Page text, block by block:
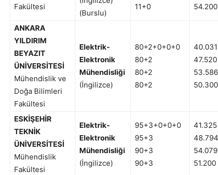
Fakültesi
(Burslu)
11+0
54.200
ANKARA
YILDIRIM
BEYAZIT
ÜNİVERSİTESİ
Mühendislik ve
Doğa Bilimleri
Fakültesi
Elektrik-
Elektronik
Mühendisliği
(İngilizce)
80+2+0+0+0
80+2
80+2
80+2
40.031
47.520
53.586
50.300
ESKİŞEHİR
TEKNİK
ÜNİVERSİTESİ
Mühendislik
Fakültesi
Elektrik-
Elektronik
Mühendisliği
(İngilizce)
95+3+0+0+0
95+3
90+3
90+3
41.325
48.794
54.079
51.200